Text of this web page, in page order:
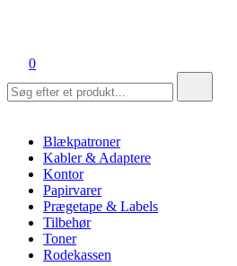
0
efter:
Blækpatroner
Kabler & Adaptere
Kontor
Papirvarer
Prægetape & Labels
Tilbehør
Toner
Rodekassen